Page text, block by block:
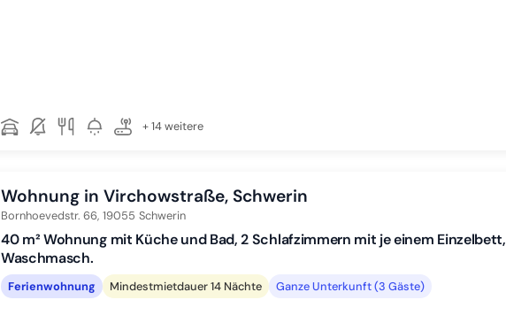
+ 14 weitere
Wohnung in Virchowstraße, Schwerin
Bornhoevedstr. 66, 19055 Schwerin
40 m² Wohnung mit Küche und Bad, 2 Schlafzimmern mit je einem Einzelbett,
Waschmasch.
Ferienwohnung Mindestmietdauer 14 Nächte Ganze Unterkunft (3 Gäste)